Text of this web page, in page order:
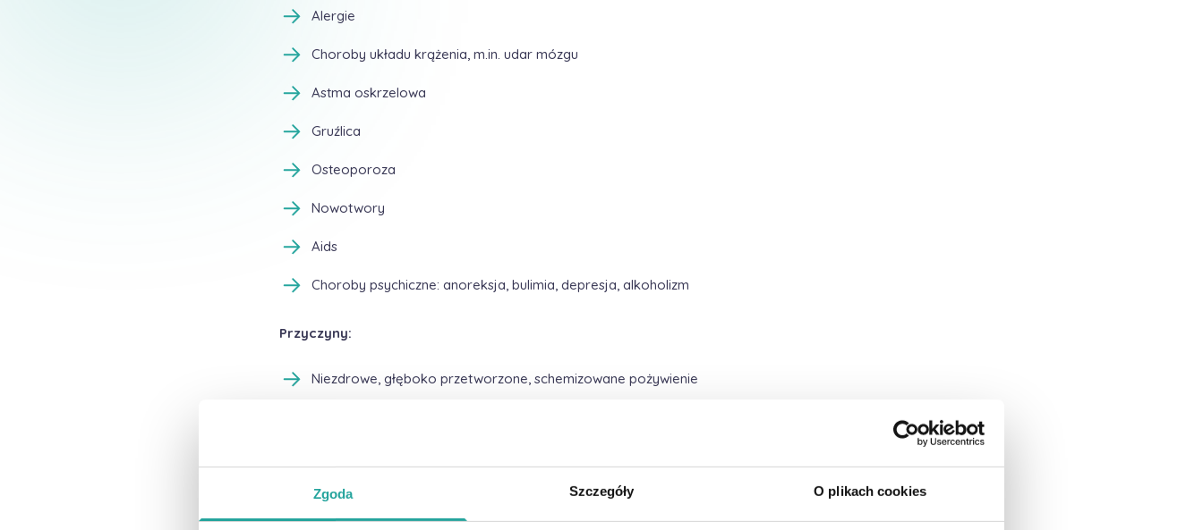
Zgoda Szczegóły O plikach cookies
Alergie
Choroby układu krążenia, m.in. udar mózgu
Astma oskrzelowa
Gruźlica
Osteoporoza
Nowotwory
Aids
Choroby psychiczne: anoreksja, bulimia, depresja, alkoholizm
Przyczyny:
Niezdrowe, głęboko przetworzone, schemizowane pożywienie
Brak odpoczynku i snu